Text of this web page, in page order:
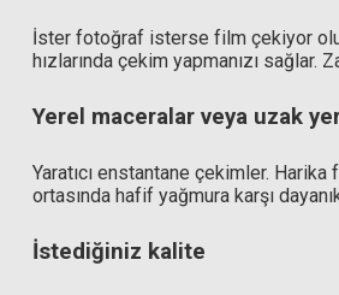
İster fotoğraf isterse film çekiyor
hızlarında çekim yapmanızı
Yerel maceralar veya uzak
Yaratıcı enstantane çekimler.
ortasında hafif yağmura karşı
İstediğiniz kalite